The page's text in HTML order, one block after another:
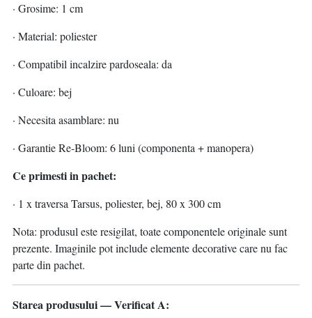
· Grosime: 1 cm
· Material: poliester
· Compatibil incalzire pardoseala: da
· Culoare: bej
· Necesita asamblare: nu
· Garantie Re-Bloom: 6 luni (componenta + manopera)
Ce primesti in pachet:
· 1 x traversa Tarsus, poliester, bej, 80 x 300 cm
Nota: produsul este resigilat, toate componentele originale sunt
prezente. Imaginile pot include elemente decorative care nu fac
parte din pachet.
Starea produsului — Verificat A: